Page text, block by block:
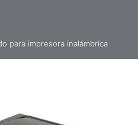
para impresora inalámbrica